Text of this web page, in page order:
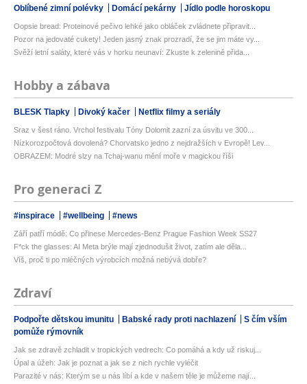
Oblíbené zimní polévky Domácí pekárny Jídlo podle horoskopu
Oopsie bread: Proteinové pečivo lehké jako obláček zvládnete připravit...
Pozor na jedovaté cukety! Jeden jasný znak prozradí, že se jim máte vy...
Svěží letní saláty, které vás v horku neunaví: Zkuste k zelenině přida...
Hobby a zábava
BLESK Tlapky Divoký kačer Netflix filmy a seriály
Sraz v šest ráno. Vrchol festivalu Tóny Dolomit zazní za úsvitu ve 300...
Nízkorozpočtová dovolená? Chorvatsko jedno z nejdražších v Evropě! Lev...
OBRAZEM: Modré slzy na Tchaj-wanu mění moře v magickou říši
Pro generaci Z
#inspirace #wellbeing #news
Září patří módě: Co přinese Mercedes-Benz Prague Fashion Week SS27
F*ck the glasses: AI Meta brýle mají zjednodušit život, zatím ale děla...
Víš, proč ti po mléčných výrobcích možná nebývá dobře?
Zdraví
Podpořte dětskou imunitu Babské rady proti nachlazení
S čím vším
pomůže rýmovník
Jak se zdravě zchladit v tropických vedrech: Co pomáhá a kdy už riskuj...
Úpal a úžeh: Jak je poznat a jak se z nich rychle vyléčit
Parazité v nás: Kterým se u nás líbí a kde v našem těle je můžeme nají...